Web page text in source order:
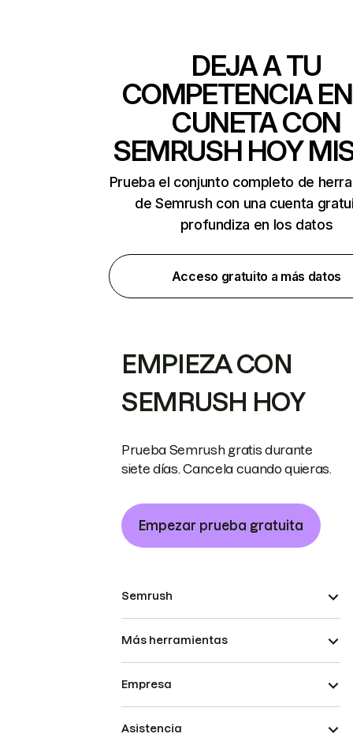
DEJA A TU
COMPETENCIA
CUNETA CON
SEMRUSH HOY
Prueba el conjunto completo de
de Semrush con una cuenta
profundiza en los datos
Acceso gratuito a más datos
EMPIEZA CON
SEMRUSH HOY
Prueba Semrush gratis durante
siete días. Cancela cuando quieras.
Empezar prueba gratuita
Semrush
Más herramientas
Empresa
Asistencia